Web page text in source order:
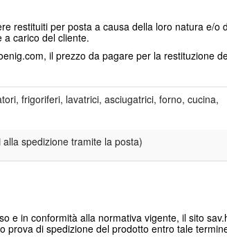
restituiti per posta a causa della loro natura e/
a carico del cliente.
il prezzo da pagare per la restituzione
frigoriferi, lavatrici, asciugatrici, forno, cucina,
spedizione tramite la posta)
e in conformità alla normativa vigente, il sito
prova di spedizione del prodotto entro tale